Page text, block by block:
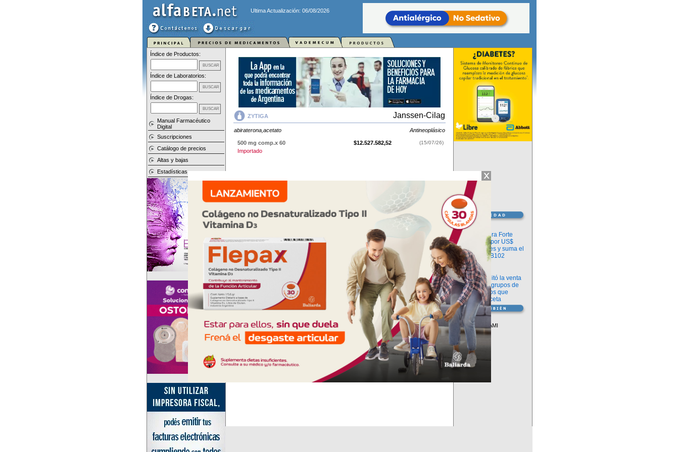
Ultima Actualización: 06/08/2026
Índice de Productos:
Índice de Laboratorios:
Índice de Drogas:
Manual Farmacéutico
Digital
Suscripciones
Catálogo de precios
Altas y bajas
Estadísticas
ZYTIGA Janssen-Cilag
abiraterona,acetato Antineoplásico
500 mg comp.x 60 $12.527.582,52 (15/07/26)
Importado
producido por
y cuenta con 1 presentación disponible.
Producto importado.
Explorar más
Otros productos con
abiraterona,acetato
Otros productos de
Janssen-Cilag
Información
argenx compra Forte
Biosciences por US$
2.200 millones y suma el
anticuerpo FB102
Información
ANMAT habilitó la venta
libre de diez grupos de
medicamentos que
requerían receta
Vademécum
Descuentos PAMI